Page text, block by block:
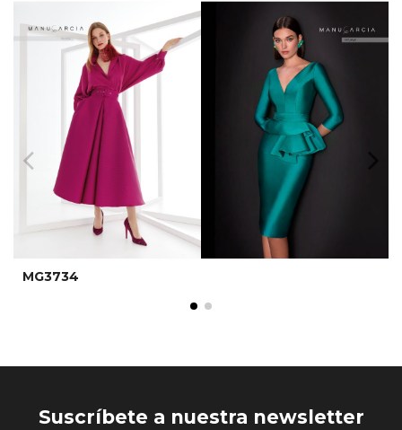
MG3734
Suscríbete a nuestra newsletter